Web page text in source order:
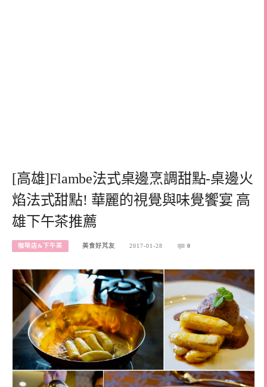
[高雄]Flambe法式桌邊烹調甜點-桌邊火
焰法式甜點! 華麗的視覺與味覺饗宴 高
雄下午茶推薦
咖啡店&下午茶 美食好芃友 2017-01-28 0